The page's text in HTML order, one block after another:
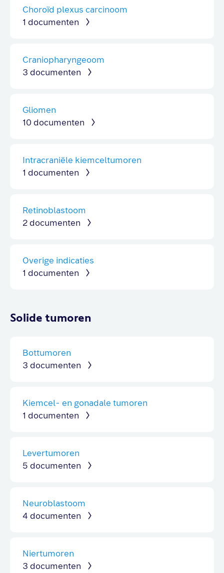
Choroïd plexus carcinoom
1 documenten
Craniopharyngeoom
3 documenten
Gliomen
10 documenten
Intracraniële kiemceltumoren
1 documenten
Retinoblastoom
2 documenten
Overige indicaties
1 documenten
Solide tumoren
Bottumoren
3 documenten
Kiemcel- en gonadale tumoren
1 documenten
Levertumoren
5 documenten
Neuroblastoom
4 documenten
Niertumoren
3 documenten